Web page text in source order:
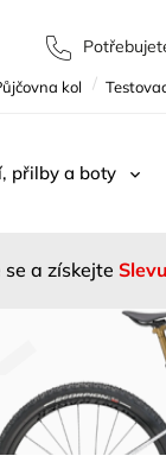
kol
přilby a boty
a získejte